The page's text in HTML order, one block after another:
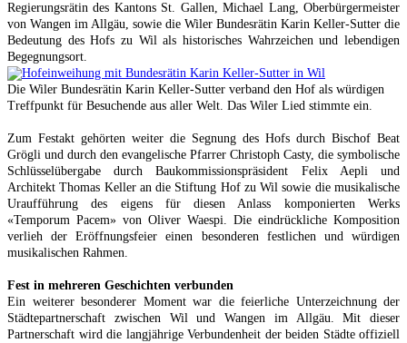
Regierungsrätin des Kantons St. Gallen, Michael Lang, Oberbürgermeister
von Wangen im Allgäu, sowie die Wiler Bundesrätin Karin Keller-Sutter die
Bedeutung des Hofs zu Wil als historisches Wahrzeichen und lebendigen
Begegnungsort.
Die Wiler Bundesrätin Karin Keller-Sutter verband den Hof als würdigen
Treffpunkt für Besuchende aus aller Welt. Das Wiler Lied stimmte ein.
Zum Festakt gehörten weiter die Segnung des Hofs durch Bischof Beat
Grögli und durch den evangelische Pfarrer Christoph Casty, die symbolische
Schlüsselübergabe durch Baukommissionspräsident Felix Aepli und
Architekt Thomas Keller an die Stiftung Hof zu Wil sowie die musikalische
Uraufführung des eigens für diesen Anlass komponierten Werks
«Temporum Pacem» von Oliver Waespi. Die eindrückliche Komposition
verlieh der Eröffnungsfeier einen besonderen festlichen und würdigen
musikalischen Rahmen.
Fest in mehreren Geschichten verbunden
Ein weiterer besonderer Moment war die feierliche Unterzeichnung der
Städtepartnerschaft zwischen Wil und Wangen im Allgäu. Mit dieser
Partnerschaft wird die langjährige Verbundenheit der beiden Städte offiziell